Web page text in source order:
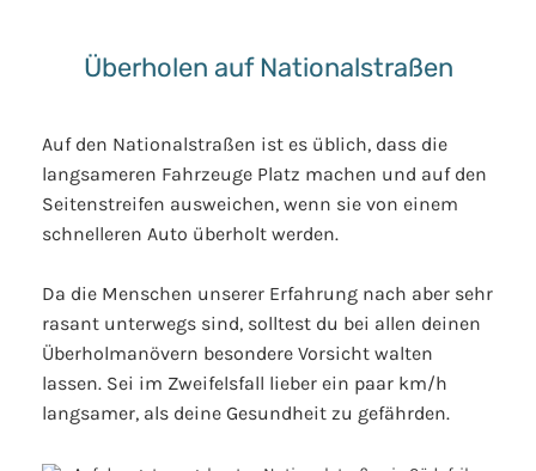
Überholen auf Nationalstraßen
Auf den Nationalstraßen ist es üblich, dass die
langsameren Fahrzeuge Platz machen und auf den
Seitenstreifen ausweichen, wenn sie von einem
schnelleren Auto überholt werden.
Da die Menschen unserer Erfahrung nach aber sehr
rasant unterwegs sind, solltest du bei allen deinen
Überholmanövern besondere Vorsicht walten
lassen. Sei im Zweifelsfall lieber ein paar km/h
langsamer, als deine Gesundheit zu gefährden.